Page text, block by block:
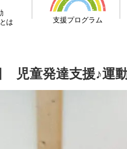
は
支援プログラム
児童発達支援♪運